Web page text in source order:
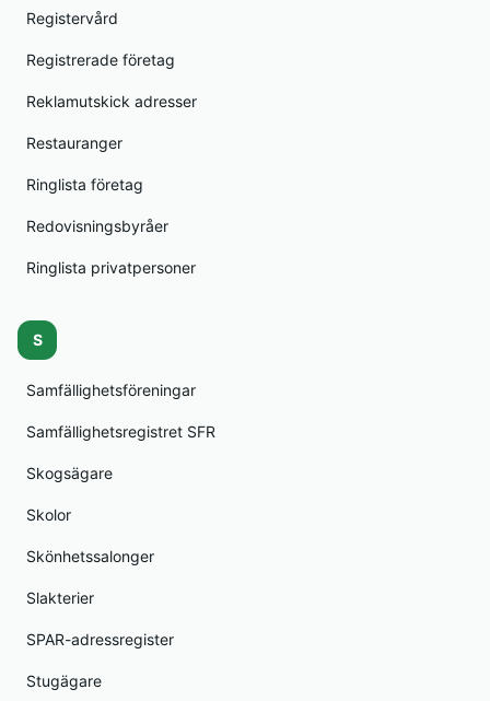
Registervård
Registrerade företag
Reklamutskick adresser
Restauranger
Ringlista företag
Redovisningsbyråer
Ringlista privatpersoner
S
Samfällighetsföreningar
Samfällighetsregistret SFR
Skogsägare
Skolor
Skönhetssalonger
Slakterier
SPAR-adressregister
Stugägare